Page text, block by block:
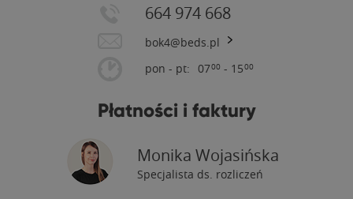
664 974 668
bok4@beds.pl
pon - pt: 0700 - 1500
Płatności i faktury
Monika Wojasińska
Specjalista ds. rozliczeń